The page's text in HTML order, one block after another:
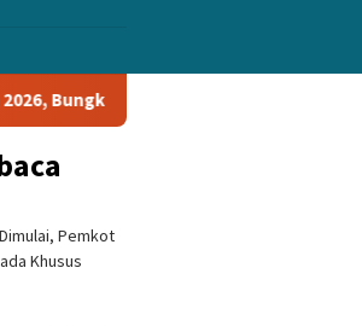
Rovers 1-0 dan Lolos ke Semifinal
Pemkot
Khusus